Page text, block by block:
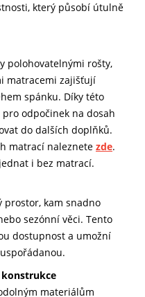
který působí útulně
polohovatelnými rošty,
matracemi zajišťují
spánku. Díky této
pro odpočinek na dosah
do dalších doplňků.
matrací naleznete zde.
i bez matrací.
prostor, kam snadno
sezónní věci. Tento
dostupnost a umožní
uspořádanou.
materiálům